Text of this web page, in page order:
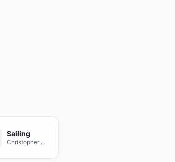
Sailing
Christopher Cross